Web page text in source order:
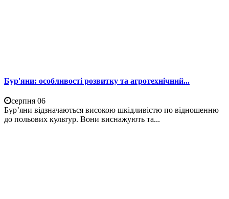
Бур'яни: особливості розвитку та агротехнічний...
серпня 06
Бур’яни відзначаються високою шкідливістю по відношенню
до польових культур. Вони виснажують та...